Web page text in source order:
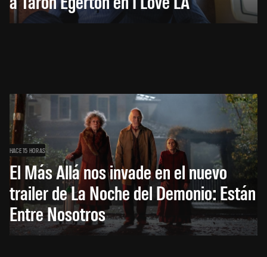
HACE 15 HORAS
El Más Allá nos invade en el nuevo
trailer de La Noche del Demonio: Están
Entre Nosotros